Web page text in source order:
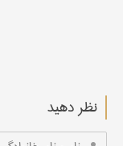
نظر دهید